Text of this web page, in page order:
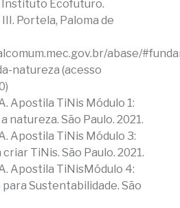
Instituto Ecofuturo.
Portela, Paloma de
abase/
natureza (acesso
Apostila TiNis Módulo 1:
natureza. São Paulo. 2021.
Apostila TiNis Módulo 3:
TiNis. São Paulo. 2021.
Apostila TiNisMódulo 4:
para Sustentabilidade. São